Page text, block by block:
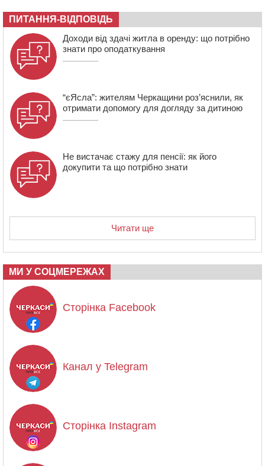
670 тис грн штрафу за незаконні зміни до договору
08:20 Обрано претендента на посаду директора
Мокрокалигірського психоневрологічного інтернату
ПИТАННЯ-ВІДПОВІДЬ
Доходи від здачі житла в оренду: що потрібно
знати про оподаткування
“єЯсла”: жителям Черкащини роз’яснили, як
отримати допомогу для догляду за дитиною
Не вистачає стажу для пенсії: як його
докупити та що потрібно знати
Читати ще
МИ У СОЦМЕРЕЖАХ
Сторінка Facebook
Канал у Telegram
Сторінка Instagram